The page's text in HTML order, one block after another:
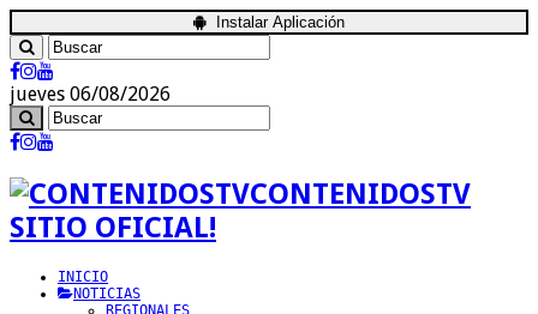
Instalar Aplicación
jueves 06/08/2026
CONTENIDOSTV
SITIO OFICIAL!
INICIO
NOTICIAS
REGIONALES